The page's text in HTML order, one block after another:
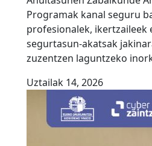
Programak kanal seguru
profesionalek, ikertzaileek
segurtasun-akatsak
zuzentzen laguntzeko
Uztailak 14, 2026